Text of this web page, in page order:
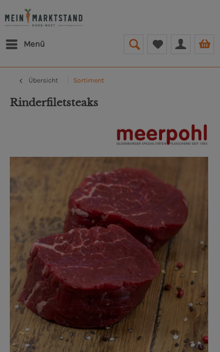
Menü
Übersicht Sortiment
Rinderfiletsteaks